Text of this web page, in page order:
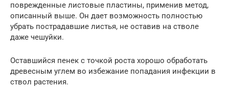
поврежденные листовые пластины, применив метод,
описанный выше. Он дает возможность полностью
убрать пострадавшие листья, не оставив на стволе
даже чешуйки.
Оставшийся пенек с точкой роста хорошо обработать
древесным углем во избежание попадания инфекции в
ствол растения.